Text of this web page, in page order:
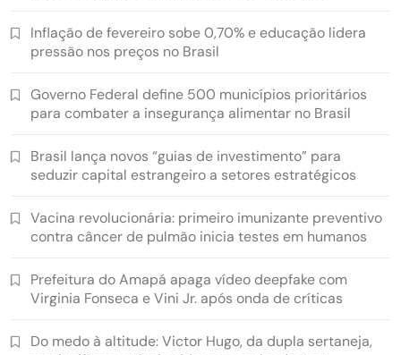
Inflação de fevereiro sobe 0,70% e educação lidera
pressão nos preços no Brasil
Governo Federal define 500 municípios prioritários
para combater a insegurança alimentar no Brasil
Brasil lança novos “guias de investimento” para
seduzir capital estrangeiro a setores estratégicos
Vacina revolucionária: primeiro imunizante preventivo
contra câncer de pulmão inicia testes em humanos
Prefeitura do Amapá apaga vídeo deepfake com
Virginia Fonseca e Vini Jr. após onda de críticas
Do medo à altitude: Victor Hugo, da dupla sertaneja,